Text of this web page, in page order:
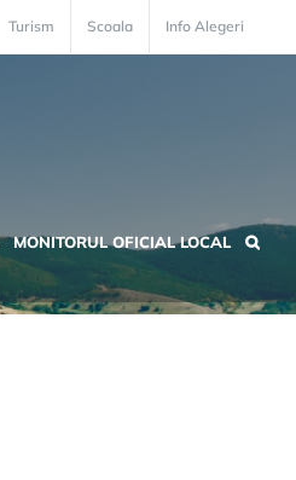
Turism Scoala Info Alegeri
MONITORUL OFICIAL LOCAL